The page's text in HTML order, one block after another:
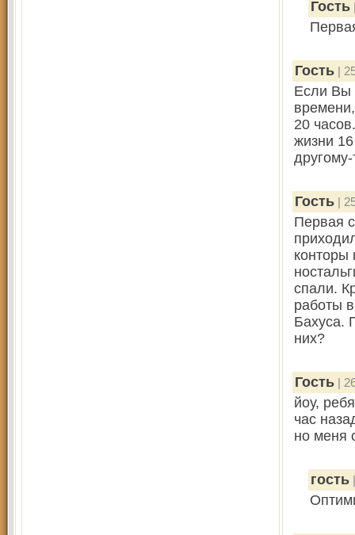
Гость
Гость |
Если Вы
20
жизни
Гость |
Первая
конторы
спали.
работы
Бахуса.
них?
Гость |
йоу,
час
но меня
гость